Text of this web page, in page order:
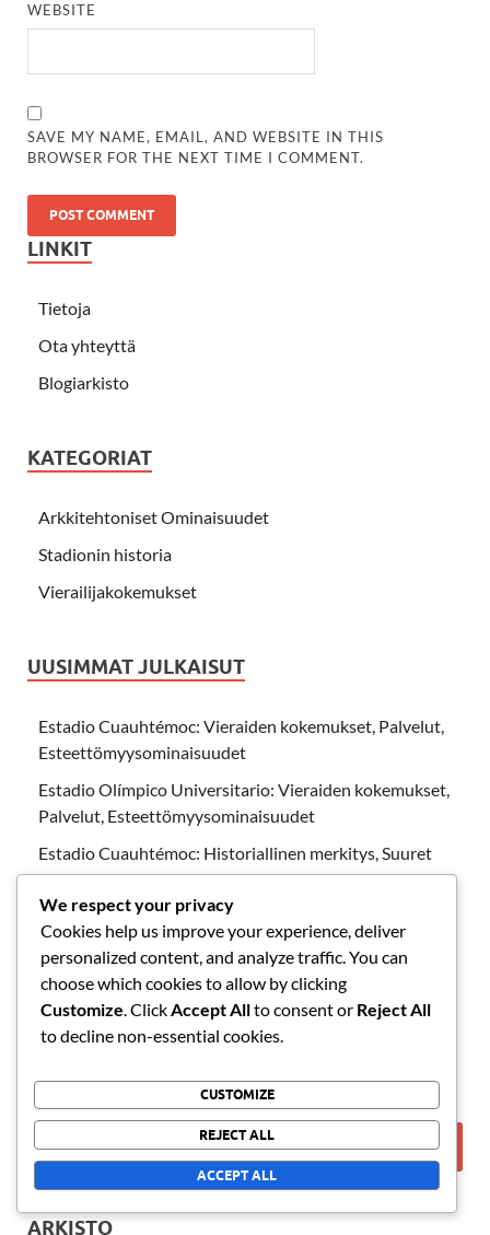
WEBSITE
SAVE MY NAME, EMAIL, AND WEBSITE IN THIS
BROWSER FOR THE NEXT TIME I COMMENT.
LINKIT
Tietoja
Ota yhteyttä
Blogiarkisto
KATEGORIAT
Arkkitehtoniset Ominaisuudet
Stadionin historia
Vierailijakokemukset
UUSIMMAT JULKAISUT
Estadio Cuauhtémoc: Vieraiden kokemukset, Palvelut,
Esteettömyysominaisuudet
Estadio Olímpico Universitario: Vieraiden kokemukset,
Palvelut, Esteettömyysominaisuudet
Estadio Cuauhtémoc: Historiallinen merkitys, Suuret
parannukset, Kulttuurinen merkitys
Estadio León: Vieraiden kokemukset, Mukavuudet,
Esteettömyysominaisuudet
Estadio Olímpico Universitario: Suunnittelun
kohokohdat, Arkkitehtoniset piirteet, Istumajärjestely
HAKU
ARKISTO
We respect your privacy
Cookies help us improve your experience, deliver
personalized content, and analyze traffic. You can
choose which cookies to allow by clicking
Customize . Click Accept Allto consent or Reject All
to decline non-essential cookies.
CUSTOMIZE
REJECT ALL
ACCEPT ALL